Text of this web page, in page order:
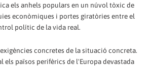
els anhels populars en un núvol tòxic de
econòmiques i portes giratòries entre el
polític de la vida real.
exigències concretes de la situació concreta.
els països perifèrics de l'Europa devastada